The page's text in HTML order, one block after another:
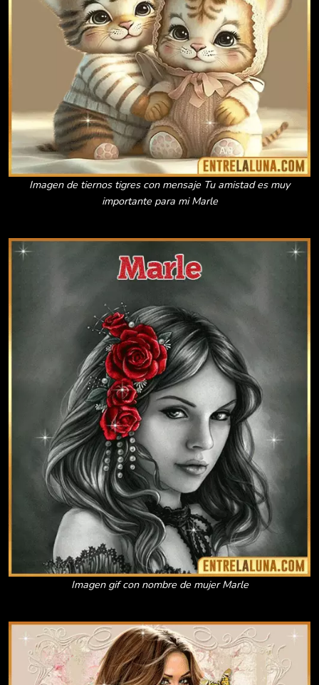
Imagen de tiernos tigres con mensaje Tu amistad es muy
importante para mi Marle
Imagen gif con nombre de mujer Marle